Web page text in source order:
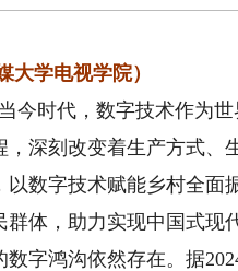
学电视学院）
时代，数字技术作为世
深刻改变着生产方式、
以数字技术赋能乡村全面
体，助力实现中国式现
鸿沟依然存在。据